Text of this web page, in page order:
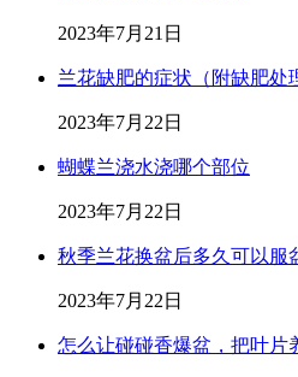
2023年7月21日
兰花缺肥的症状（附缺肥处
2023年7月22日
蝴蝶兰浇水浇哪个部位
2023年7月22日
秋季兰花换盆后多久可以服
2023年7月22日
怎么让碰碰香爆盆，把叶片